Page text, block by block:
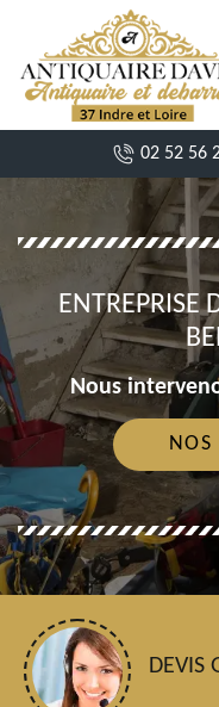
02 52 56
ENTREPRISE
Nous
NOS
DEVIS